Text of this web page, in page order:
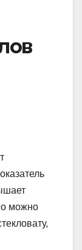
можно